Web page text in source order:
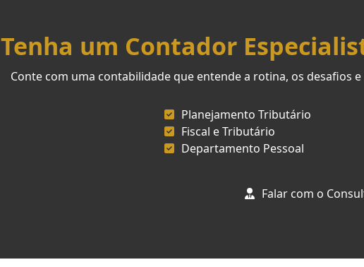
Tenha um Contador
Conte com uma contabilidade que entende a rotina, os desafios
Planejamento Tributário
Fiscal e Tributário
Departamento Pessoal
Falar com o